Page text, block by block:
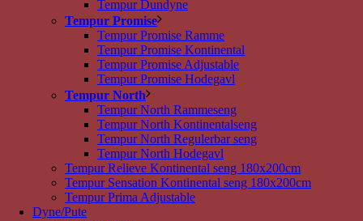
Tempur Dundyne
Tempur Promise
Tempur Promise Ramme
Tempur Promise Kontinental
Tempur Promise Adjustable
Tempur Promise Hodegavl
Tempur North
Tempur North Rammeseng
Tempur North Kontinentalseng
Tempur North Regulerbar seng
Tempur North Hodegavl
Tempur Relieve Kontinental seng 180x200cm
Tempur Sensation Kontinental seng 180x200cm
Tempur Prima Adjustable
Dyne/Pute